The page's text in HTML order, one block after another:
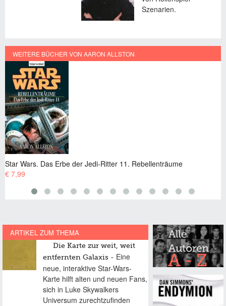
Szenarien.
WEITERE BÜCHER VON AARON ALLSTON
Erbe der Jedi-Ritter 11. Rebellenträume
Star Wars. Das
ARTIKEL ZUM THEMA
Die Karte zur weit, weit
entfernten Galaxis
Eine
neue, interaktive Star-Wars-
Karte hilft alten und neuen Fans,
sich in Luke Skywalkers
Universum zurechtzufinden